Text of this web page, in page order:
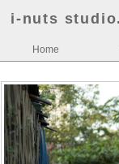
i-nuts studio.
Home